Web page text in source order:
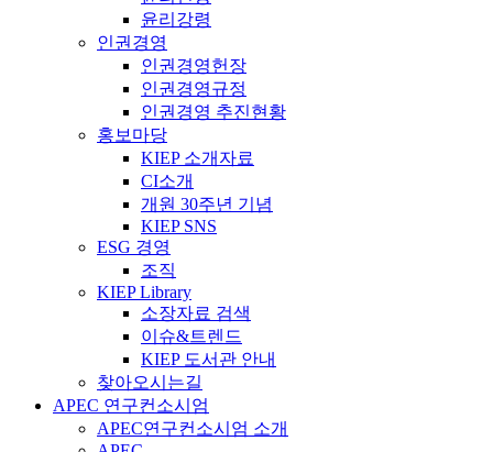
윤리강령
인권경영
인권경영헌장
인권경영규정
인권경영 추진현황
홍보마당
KIEP 소개자료
CI소개
개원 30주년 기념
KIEP SNS
ESG 경영
조직
KIEP Library
소장자료 검색
이슈&트렌드
KIEP 도서관 안내
찾아오시는길
APEC 연구컨소시엄
APEC연구컨소시엄 소개